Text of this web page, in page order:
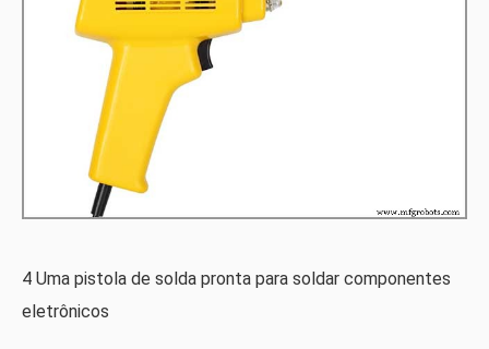
4 Uma pistola de solda pronta para soldar componentes
eletrônicos